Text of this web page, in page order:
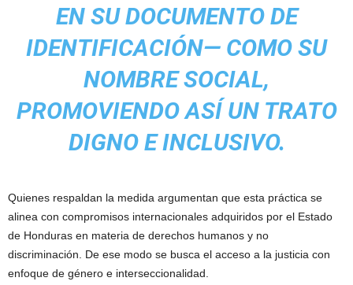
EN SU DOCUMENTO DE
IDENTIFICACIÓN— COMO SU
NOMBRE SOCIAL,
PROMOVIENDO ASÍ UN TRATO
DIGNO E INCLUSIVO.
Quienes respaldan la medida argumentan que esta práctica se
alinea con compromisos internacionales adquiridos por el Estado
de Honduras en materia de derechos humanos y no
discriminación. De ese modo se busca el acceso a la justicia con
enfoque de género e interseccionalidad.